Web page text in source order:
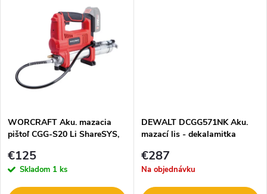
o
v
o
WORCRAFT Aku. mazacia
pištoľ CGG-S20 Li ShareSYS,
€125
Skladom 1 ks
DEWALT DCGG571NK Aku.
mazací lis - dekalamitka
€287
Na objednávku